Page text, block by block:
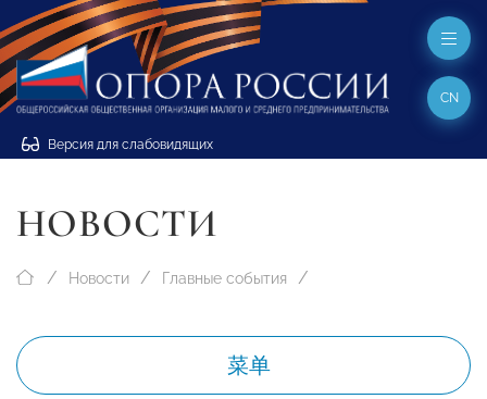
Версия для слабовидящих
CN
НОВОСТИ
Новости Главные события
菜单